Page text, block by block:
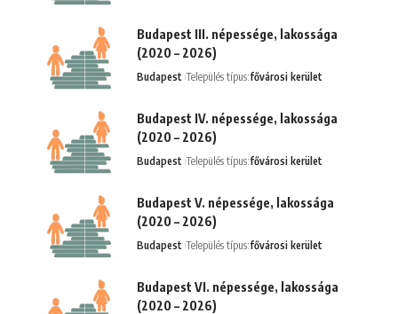
Budapest III. népessége, lakossága
(2020 – 2026)
Budapest Település típus:fővárosi kerület
Budapest IV. népessége, lakossága
(2020 – 2026)
Budapest Település típus:fővárosi kerület
Budapest V. népessége, lakossága
(2020 – 2026)
Budapest Település típus:fővárosi kerület
Budapest VI. népessége, lakossága
(2020 – 2026)